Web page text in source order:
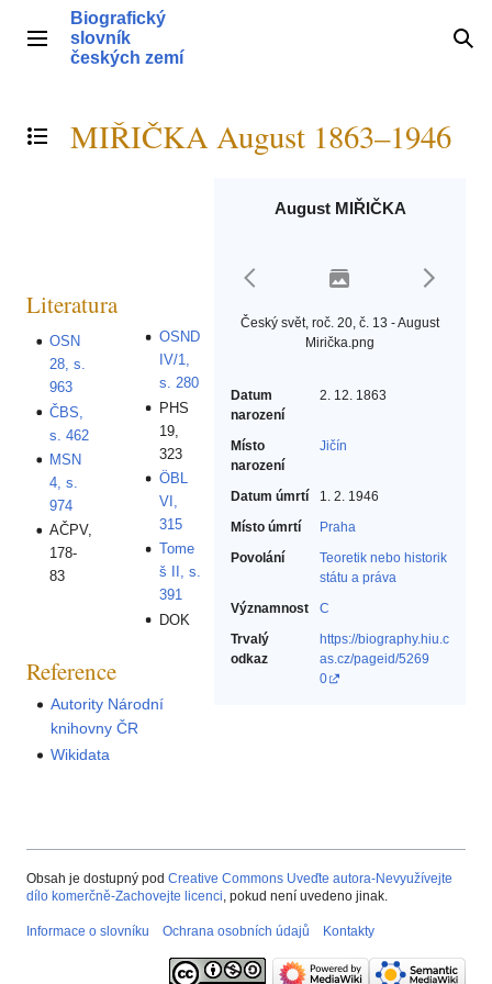
obsahHlavní menu
Biografický
slovník
českých zemí
Přepnout obsah
MIŘIČKA August 1863–1946
August MIŘIČKA
Český svět, roč. 20, č. 13 - August
Mirička.png
Datum
narození
2. 12. 1863
Místo
narození
Jičín
Datum úmrtí
1. 2. 1946
Místo úmrtí
Praha
Povolání
Teoretik nebo historik
státu a práva‎
Významnost
C
Trvalý
odkaz
https://biography.hiu.c
as.cz/pageid/5269
0
Literatura
OSN
28, s.
963
ČBS,
s. 462
MSN
4, s.
974
AČPV,
178-
83
OSND
IV/1,
s. 280
PHS
19,
323
ÖBL
VI,
315
Tome
š II, s.
391
DOK
Reference
Autority Národní
knihovny ČR
Wikidata
Obsah je dostupný pod Creative Commons Uveďte autora-Nevyužívejte
dílo komerčně-Zachovejte licenci, pokud není uvedeno jinak.
Informace o slovníku Ochrana osobních údajů Kontakty